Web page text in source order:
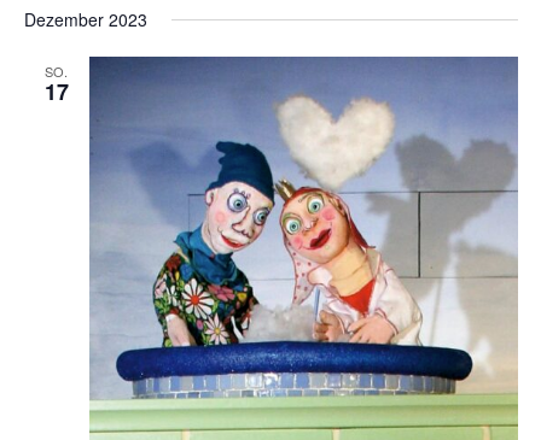
Dezember 2023
SO.
17